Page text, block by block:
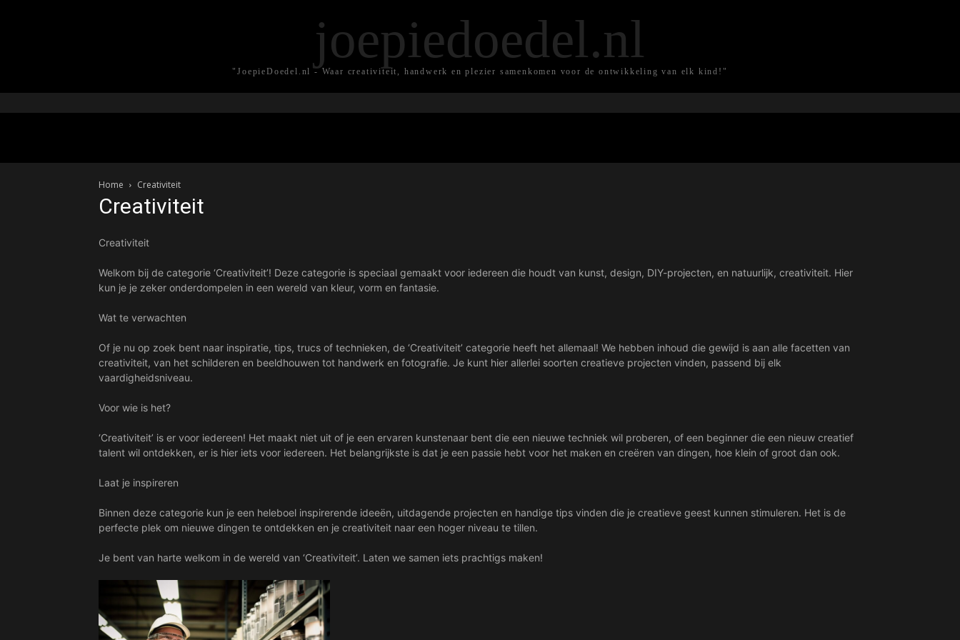
joepiedoedel.nl
"JoepieDoedel.nl - Waar creativiteit, handwerk en plezier samenkomen voor de ontwikkeling van elk kind!"
Home Creativiteit
Creativiteit
Creativiteit
Welkom bij de categorie ‘Creativiteit’! Deze categorie is speciaal gemaakt voor iedereen die houdt van kunst, design, DIY-projecten, en natuurlijk, creativiteit. Hier
kun je je zeker onderdompelen in een wereld van kleur, vorm en fantasie.
Wat te verwachten
Of je nu op zoek bent naar inspiratie, tips, trucs of technieken, de ‘Creativiteit’ categorie heeft het allemaal! We hebben inhoud die gewijd is aan alle facetten van
creativiteit, van het schilderen en beeldhouwen tot handwerk en fotografie. Je kunt hier allerlei soorten creatieve projecten vinden, passend bij elk
vaardigheidsniveau.
Voor wie is het?
‘Creativiteit’ is er voor iedereen! Het maakt niet uit of je een ervaren kunstenaar bent die een nieuwe techniek wil proberen, of een beginner die een nieuw creatief
talent wil ontdekken, er is hier iets voor iedereen. Het belangrijkste is dat je een passie hebt voor het maken en creëren van dingen, hoe klein of groot dan ook.
Laat je inspireren
Binnen deze categorie kun je een heleboel inspirerende ideeën, uitdagende projecten en handige tips vinden die je creatieve geest kunnen stimuleren. Het is de
perfecte plek om nieuwe dingen te ontdekken en je creativiteit naar een hoger niveau te tillen.
Je bent van harte welkom in de wereld van ‘Creativiteit’. Laten we samen iets prachtigs maken!